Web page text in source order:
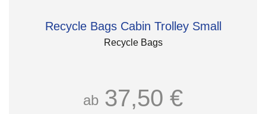
Recycle Bags Cabin Trolley Small
Recycle Bags
ab 37,50 €